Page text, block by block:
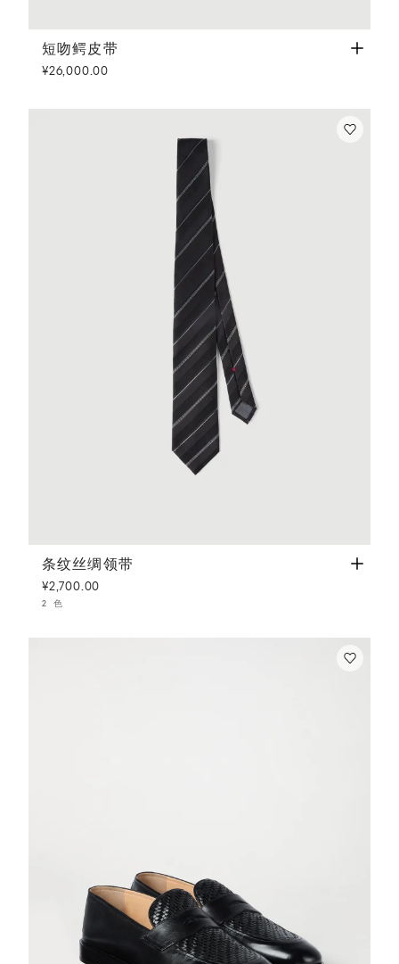
短吻鳄皮带 深紫红色
短吻鳄皮带
¥26,000.00
条纹丝绸领带 黑色
条纹丝绸领带
¥2,700.00
2 色